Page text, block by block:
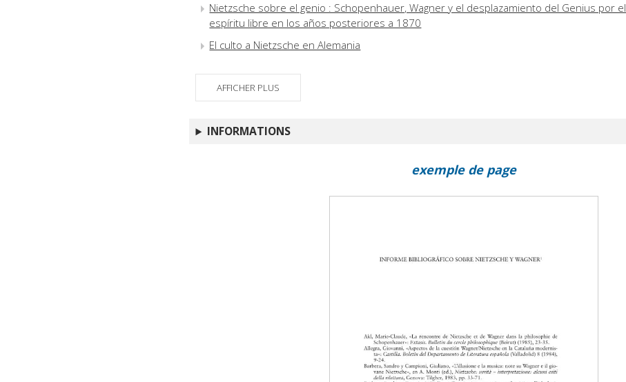
Nietzsche sobre el genio : Schopenhauer, Wagner y el desplazamiento del Genius por el
espíritu libre en los años posteriores a 1870
El culto a Nietzsche en Alemania
AFFICHER PLUS
INFORMATIONS
exemple de page